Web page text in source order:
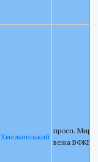
Хмельницький
просп. Миру
вежа